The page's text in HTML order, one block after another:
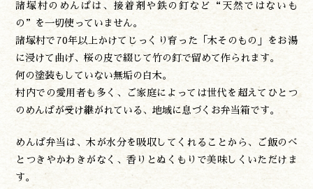
諸塚村のめんぱは、接着剤や鉄の釘など“天然ではないも
の”を一切使っていません。
諸塚村で70年以上かけてじっくり育った「木そのもの」をお湯
に浸けて曲げ、桜の皮で綴じて竹の釘で留めて作られます。
何の塗装もしていない無垢の白木。
村内での愛用者も多く、ご家庭によっては世代を超えてひとつ
のめんぱが受け継がれている、地域に息づくお弁当箱です。
めんぱ弁当は、木が水分を吸収してくれることから、ご飯のべ
とつきやかわきがなく、香りとぬくもりで美味しくいただけま
す。